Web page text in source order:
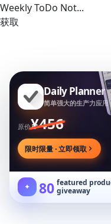
Weekly ToDo Not...
获取
Daily Planner
原价¥456
限时限量 · 立即领取
✦ 80 featured
giveaway